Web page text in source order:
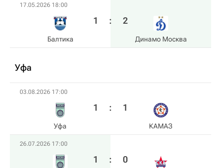
17.05.2026 18:00
Балтика
1 : 2
Динамо Москва
Уфа
03.08.2026 17:00
Уфа
1 : 1
КАМАЗ
26.07.2026 17:00
1 : 0